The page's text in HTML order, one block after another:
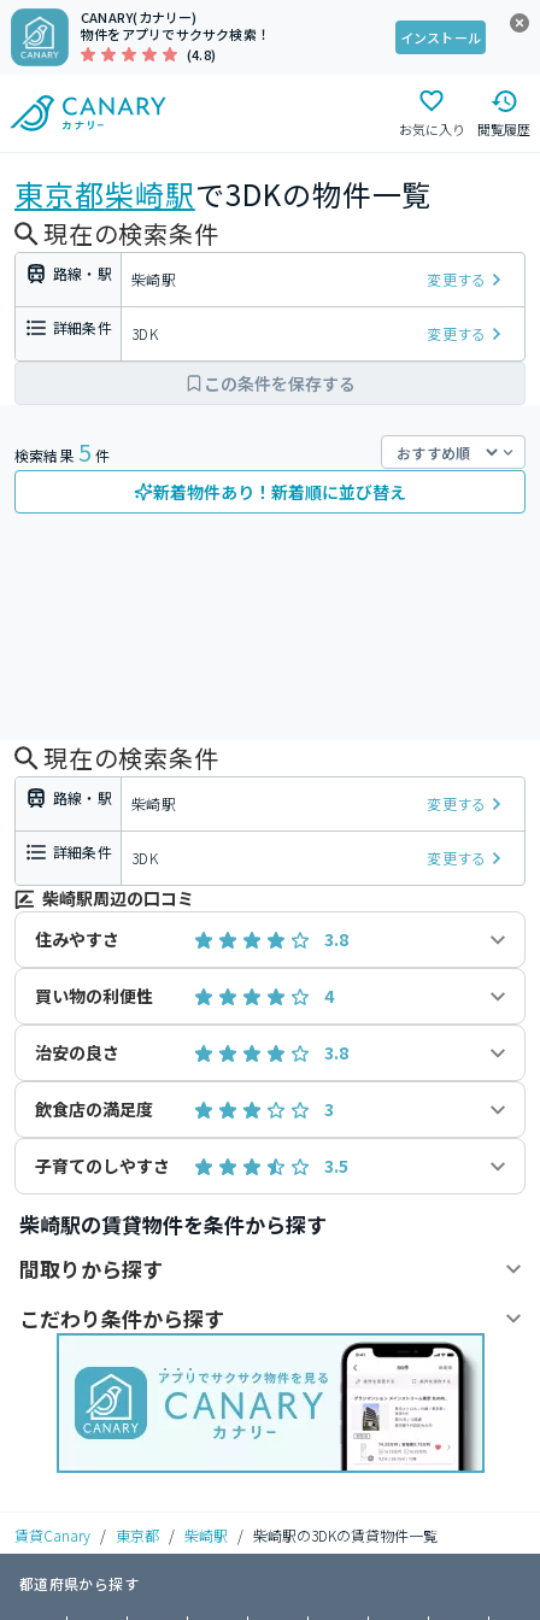
CANARY(カナリー)
物件をアプリでサクサク検索！
(4.8)
インストール
お気に入り 閲覧履歴
東京都柴崎駅で3DKの物件一覧
現在の検索条件
路線・駅 柴崎駅 変更する
詳細条件 3DK 変更する
この条件を保存する
検索結果 5 件
新着物件あり！新着順に並び替え
現在の検索条件
路線・駅 柴崎駅 変更する
詳細条件 3DK 変更する
柴崎駅周辺の口コミ
住みやすさ
3.8
買い物の利便性 4
治安の良さ 3.8
飲食店の満足度 3
子育てのしやすさ 3.5
柴崎駅の賃貸物件を条件から探す
間取りから探す
こだわり条件から探す
賃貸Canary / 東京都 / 柴崎駅 / 柴崎駅の3DKの賃貸物件一覧
都道府県から探す